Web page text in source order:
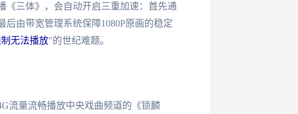
《三体》，会自动开启三重加速：首先通
由带宽管理系统保障1080P原画的稳定
无法播放"的世纪难题。
流量流畅播放中央戏曲频道的《锁麟